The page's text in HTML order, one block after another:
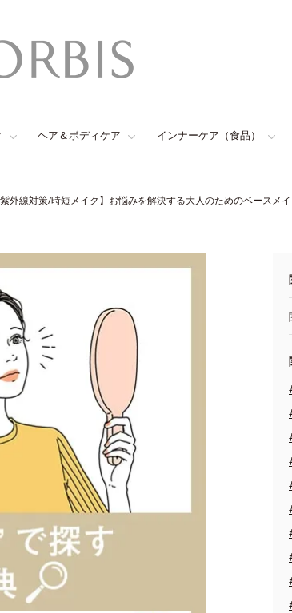
ヘア＆ボディケア インナーケア（食品）
外線対策/時短メイク】お悩みを解決する大人のためのベースメ